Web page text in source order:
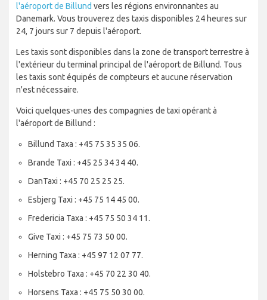
l'aéroport de Billund vers les régions environnantes au
Danemark. Vous trouverez des taxis disponibles 24 heures sur
24, 7 jours sur 7 depuis l'aéroport.
Les taxis sont disponibles dans la zone de transport terrestre à
l'extérieur du terminal principal de l'aéroport de Billund. Tous
les taxis sont équipés de compteurs et aucune réservation
n'est nécessaire.
Voici quelques-unes des compagnies de taxi opérant à
l'aéroport de Billund :
Billund Taxa : +45 75 35 35 06.
Brande Taxi : +45 25 34 34 40.
DanTaxi : +45 70 25 25 25.
Esbjerg Taxi : +45 75 14 45 00.
Fredericia Taxa : +45 75 50 34 11.
Give Taxi : +45 75 73 50 00.
Herning Taxa : +45 97 12 07 77.
Holstebro Taxa : +45 70 22 30 40.
Horsens Taxa : +45 75 50 30 00.